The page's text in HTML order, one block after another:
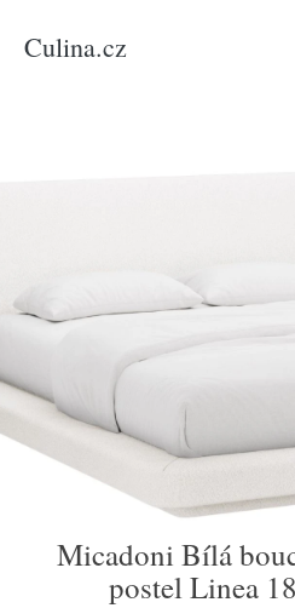
Culina.cz
Micadoni Bílá
postel Linea